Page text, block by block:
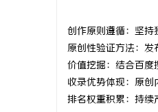
创作原则遵循：坚持
原创性验证方法：发
价值挖掘：结合百度
收录优势体现：原创
排名权重积累：持续